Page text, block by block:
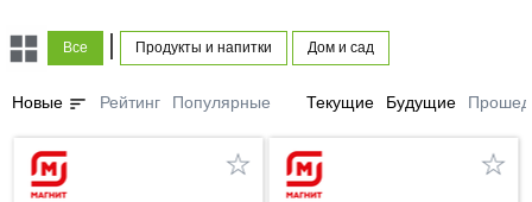
Все | Продукты и напитки Дом и сад
Новые sort Рейтинг Популярные Текущие Будущие